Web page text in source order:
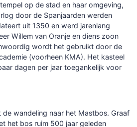
op de stad en haar omgeving,
door de Spanjaarden werden
uit 1350 en werd jarenlang
Willem van Oranje en diens zoon
wordt het gebruikt door de
(voorheen KMA). Het kasteel
dagen per jaar toegankelijk voor
wandeling naar het Mastbos. Graaf
het bos ruim 500 jaar geleden